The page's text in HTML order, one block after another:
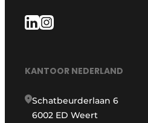
KANTOOR NEDERLAND
Schatbeurderlaan 6
6002 ED Weert